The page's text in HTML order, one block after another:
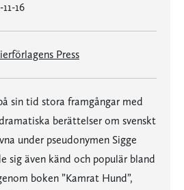
11-16
Press
sin tid stora framgångar med
berättelser om svenskt
under pseudonymen Sigge
sig även känd och populär bland
boken ”Kamrat Hund”,